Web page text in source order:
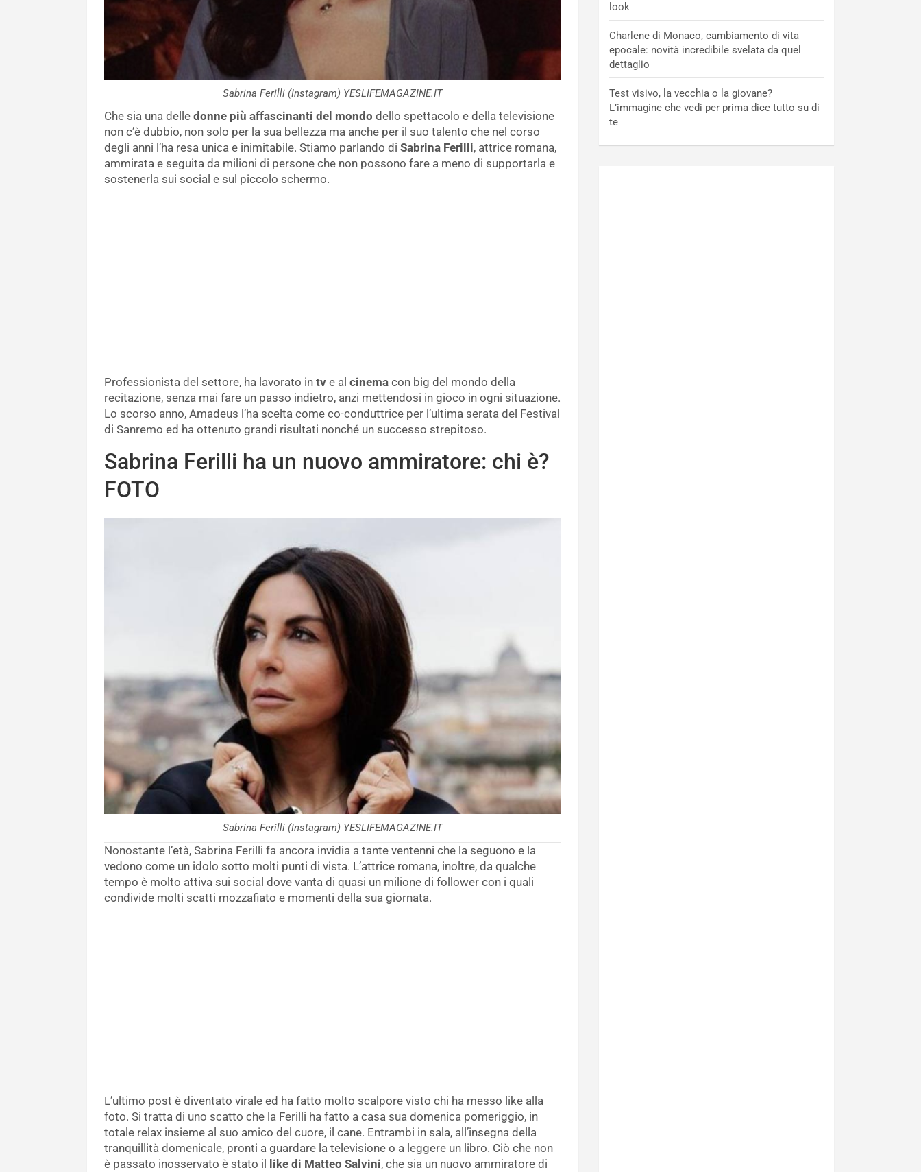
Sabrina Ferilli (Instagram) YESLIFEMAGAZINE.IT
Che sia una delle donne più affascinanti del mondo dello spettacolo e della televisione
non c’è dubbio, non solo per la sua bellezza ma anche per il suo talento che nel corso
degli anni l’ha resa unica e inimitabile. Stiamo parlando di Sabrina Ferilli, attrice romana,
ammirata e seguita da milioni di persone che non possono fare a meno di supportarla e
sostenerla sui social e sul piccolo schermo.
Professionista del settore, ha lavorato in tv e al cinema con big del mondo della
recitazione, senza mai fare un passo indietro, anzi mettendosi in gioco in ogni situazione.
Lo scorso anno, Amadeus l’ha scelta come co-conduttrice per l’ultima serata del Festival
di Sanremo ed ha ottenuto grandi risultati nonché un successo strepitoso.
Sabrina Ferilli ha un nuovo ammiratore: chi è?
FOTO
Sabrina Ferilli (Instagram) YESLIFEMAGAZINE.IT
Nonostante l’età, Sabrina Ferilli fa ancora invidia a tante ventenni che la seguono e la
vedono come un idolo sotto molti punti di vista. L’attrice romana, inoltre, da qualche
tempo è molto attiva sui social dove vanta di quasi un milione di follower con i quali
condivide molti scatti mozzafiato e momenti della sua giornata.
L’ultimo post è diventato virale ed ha fatto molto scalpore visto chi ha messo like alla
foto. Si tratta di uno scatto che la Ferilli ha fatto a casa sua domenica pomeriggio, in
totale relax insieme al suo amico del cuore, il cane. Entrambi in sala, all’insegna della
tranquillità domenicale, pronti a guardare la televisione o a leggere un libro. Ciò che non
è passato inosservato è stato il
like di Matteo Salvini, che sia un nuovo ammiratore di
look
Charlene di Monaco, cambiamento di vita
epocale: novità incredibile svelata da quel
dettaglio
Test visivo, la vecchia o la giovane?
L’immagine che vedi per prima dice tutto su di
te